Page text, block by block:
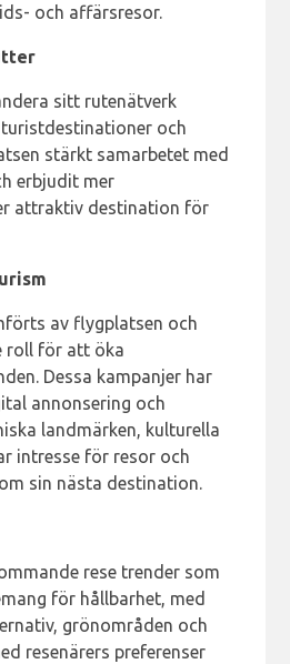
och affärsresor.
sitt rutenätverk
och
stärkt samarbetet med
erbjudit mer
attraktiv destination för
av flygplatsen och
roll för att öka
Dessa kampanjer har
annonsering och
landmärken, kulturella
intresse för resor och
sin nästa destination.
rese trender som
för hållbarhet, med
grönområden och
resenärers preferenser